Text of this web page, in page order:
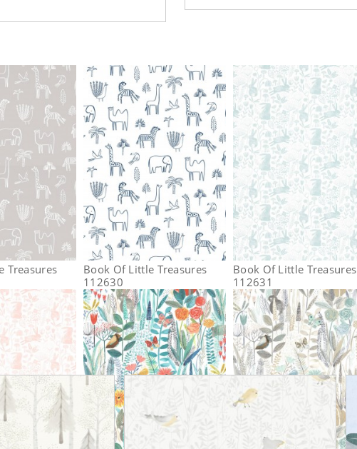
Treasures
Book Of Little Treasures
112630
Book Of Little Treasures
112631